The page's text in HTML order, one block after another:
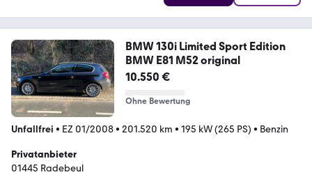
BMW 130i Limited Sport Edition
BMW E81 M52 original
10.550 €
Ohne Bewertung
Unfallfrei • EZ 01/2008• 201.520 km • 195 kW (265 PS) • Benzin
Privatanbieter
01445 Radebeul